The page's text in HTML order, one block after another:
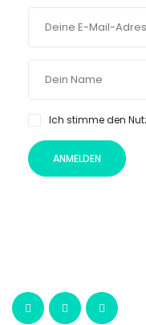
Ich stimme den
ANMELDEN